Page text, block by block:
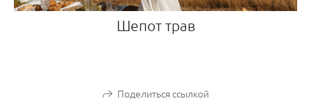
Шепот трав
Поделиться ссылкой